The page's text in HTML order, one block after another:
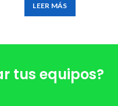
LEER MÁS
tus equipos?